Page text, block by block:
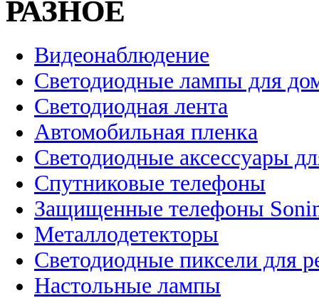
РАЗНОЕ
Видеонаблюдение
Светодиодные лампы для
Светодиодная лента
Автомобильная пленка
Светодиодные аксессуары
Спутниковые телефоны
Защищенные телефоны
Металлодетекторы
Светодиодные пиксели для
Настольные лампы